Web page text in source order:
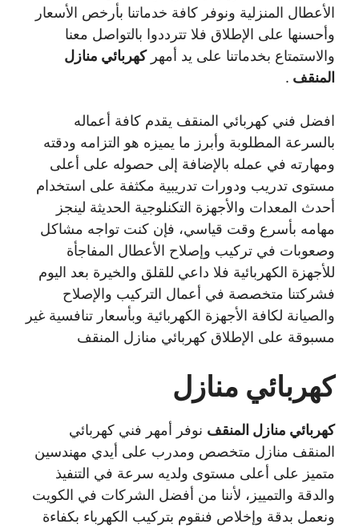
الأعطال المنزلية ونوفر كافة خدماتنا بأرخص الأسعار
وأحسنها على الإطلاق فلا تترددوا بالتواصل معنا
والاستمتاع بخدماتنا على يد أمهركهربائي منازل
المنقف .
افضل فني كهربائي المنقف يقدم كافة أعماله
بالسرعة المطلوبة وأبرز ما يميزه هو التزامه ودقته
ومهارته في عمله بالإضافة إلى حصوله على أعلى
مستوى تدريب ودورات تدريبية مكثفة على استخدام
أحدث المعدات والأجهزة التكنلوجية الحديثة لينجز
مهامه بأسرع وقت قياسي، فإن كنت تواجه مشاكل
وصعوبات في تركيب وإصلاح الأعطال المفاجأة
للأجهزة الكهربائية فلا داعي للقلق والخيرة بعد اليوم
فشركتنا متخصصة في أعمال التركيب والإصلاح
والصيانة لكافة الأجهزة الكهربائية وبأسعار تنافسية غير
مسبوقة على الإطلاق كهربائي منازل المنقف
كهربائي منازل
كهربائي منازل المنقف نوفر أمهر فني كهربائي
المنقف منازل متخصص ومدرب على أيدي مهندسين
متميز على أعلى مستوى ولديه سرعة في التنفيذ
والدقة والتمييز، لأننا من أفضل الشركات في الكويت
ونعمل بدقة وإخلاص فنقوم بتركيب الكهرباء بكفاءة